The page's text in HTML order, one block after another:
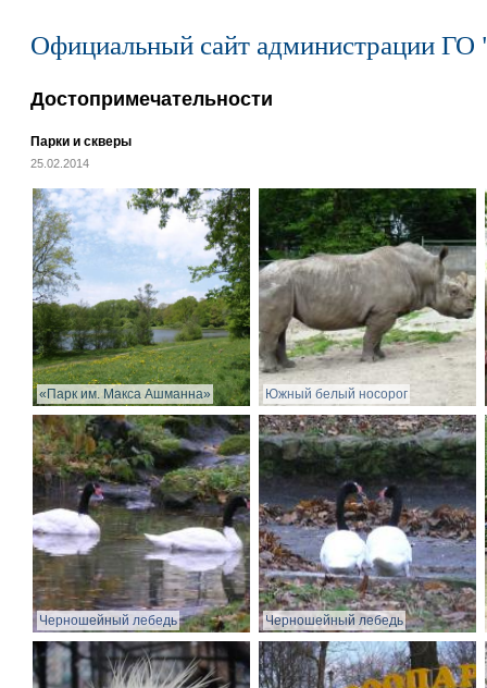
Официальный сайт администрации ГО
Достопримечательности
Парки и скверы
25.02.2014
«Парк им. Макса Ашманна» Южный белый носорог
Черношейный лебедь Черношейный лебедь